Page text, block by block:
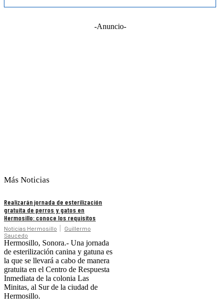
-Anuncio-
Más Noticias
Realizarán jornada de esterilización
gratuita de perros y gatos en
Hermosillo: conoce los requisitos
Noticias Hermosillo
Guillermo
Saucedo
Hermosillo, Sonora.- Una jornada
de esterilización canina y gatuna es
la que se llevará a cabo de manera
gratuita en el Centro de Respuesta
Inmediata de la colonia Las
Minitas, al Sur de la ciudad de
Hermosillo.